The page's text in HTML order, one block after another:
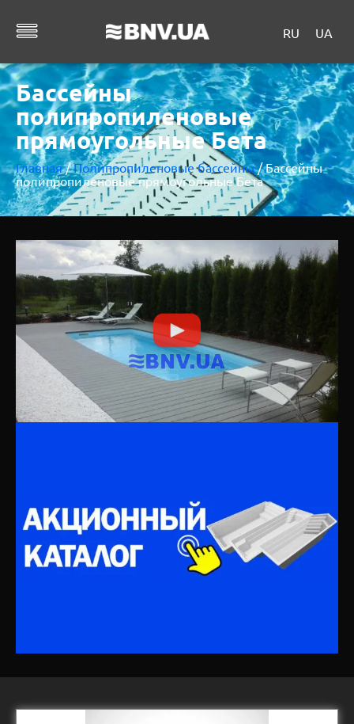
RU UA
Бассейны
полипропиленовые
прямоугольные Бета
Главная/Полипропиленовые бассейны/ Бассейны
полипропиленовые прямоугольные Бета